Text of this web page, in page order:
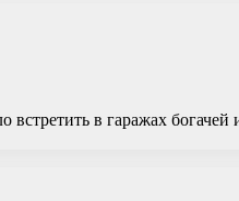
в гаражах богачей